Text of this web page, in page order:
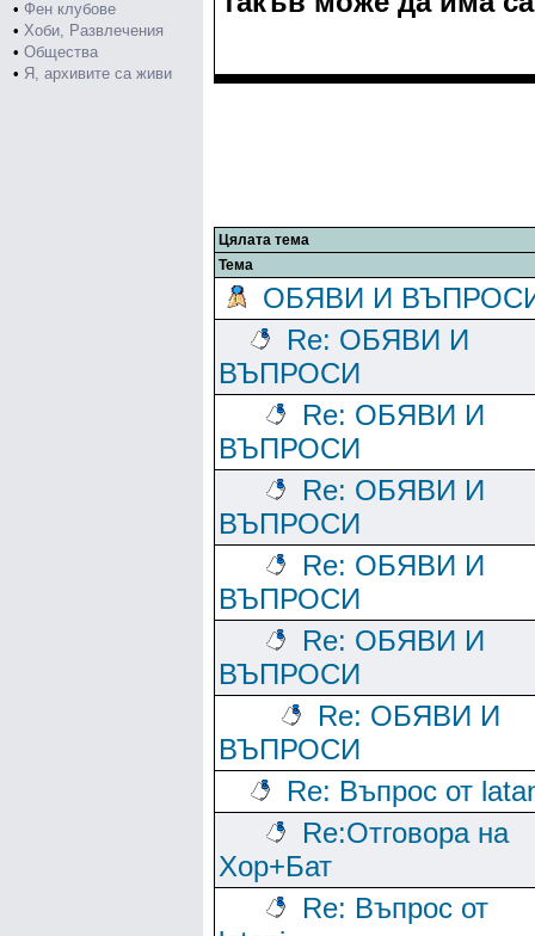
• Фен клубове
• Хоби, Развлечения
• Общества
• Я, архивите са живи
Цялата тема
Тема
ОБЯВИ И
Re: ОБЯВИ И
ВЪПРОСИ
Re: ОБЯВИ И
ВЪПРОСИ
Re: ОБЯВИ И
ВЪПРОСИ
Re: ОБЯВИ И
ВЪПРОСИ
Re: ОБЯВИ И
ВЪПРОСИ
Re: ОБЯВИ И
ВЪПРОСИ
Re: Въпрос от
Re:Отговора на
Хор+Бат
Re: Въпрос от